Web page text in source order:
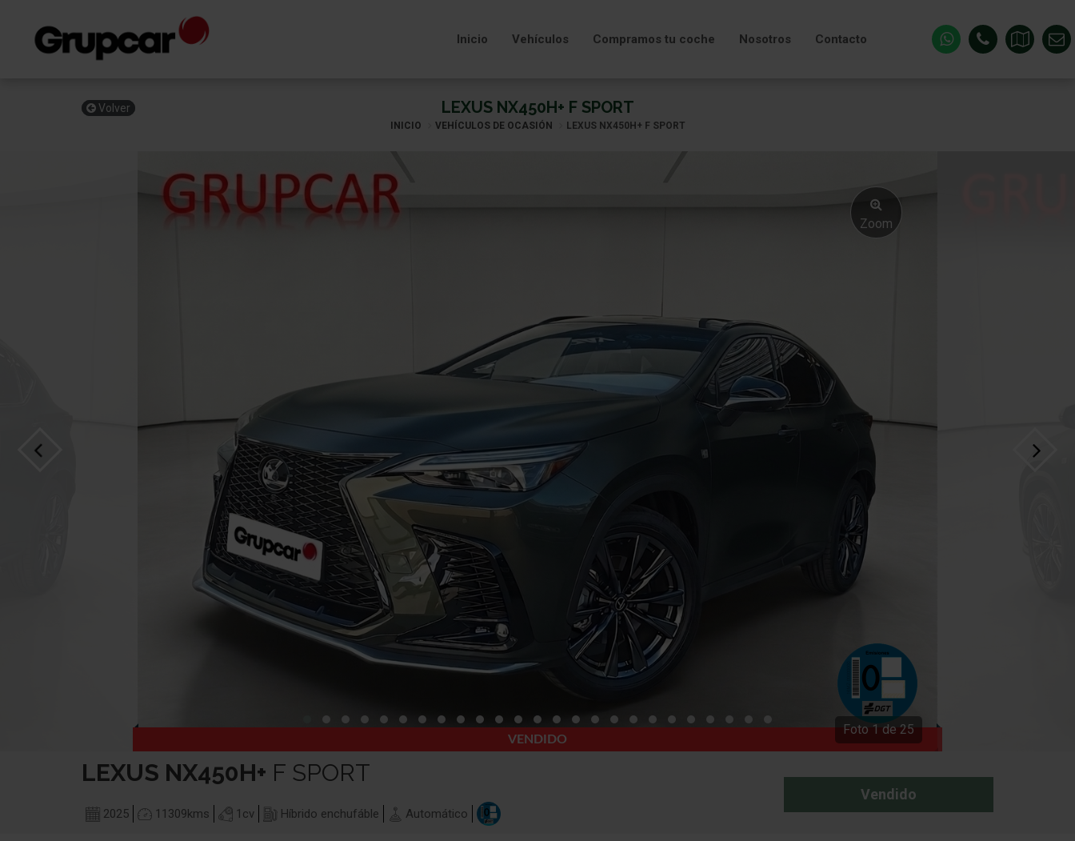
Inicio Vehículos Compramos tu coche Nosotros Contacto
LEXUS NX450H+ F SPORT
Volver
INICIO VEHÍCULOS DE OCASIÓN LEXUS NX450H+ F SPORT
Zoom
VENDIDO
Foto 1 de 25
LEXUS NX450H+ F SPORT
2025 11309kms 1 cv Híbrido enchufáble Automático
Vendido